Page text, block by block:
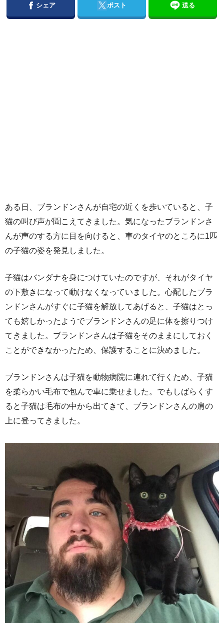
Facebook
シェア Twitterポスト 送る
ある日、ブランドンさんが自宅の近くを歩いていると、子
猫の叫び声が聞こえてきました。気になったブランドンさ
んが声のする方に目を向けると、車のタイヤのところに1匹
の子猫の姿を発見しました。
子猫はバンダナを身につけていたのですが、それがタイヤ
の下敷きになって動けなくなっていました。心配したブラ
ンドンさんがすぐに子猫を解放してあげると、子猫はとっ
ても嬉しかったようでブランドンさんの足に体を擦りつけ
てきました。ブランドンさんは子猫をそのままにしておく
ことができなかったため、保護することに決めました。
ブランドンさんは子猫を動物病院に連れて行くため、子猫
を柔らかい毛布で包んで車に乗せました。でもしばらくす
ると子猫は毛布の中から出てきて、ブランドンさんの肩の
上に登ってきました。